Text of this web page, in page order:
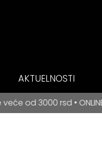
AKTUELNOSTI
PLAĆANJE NA RATE